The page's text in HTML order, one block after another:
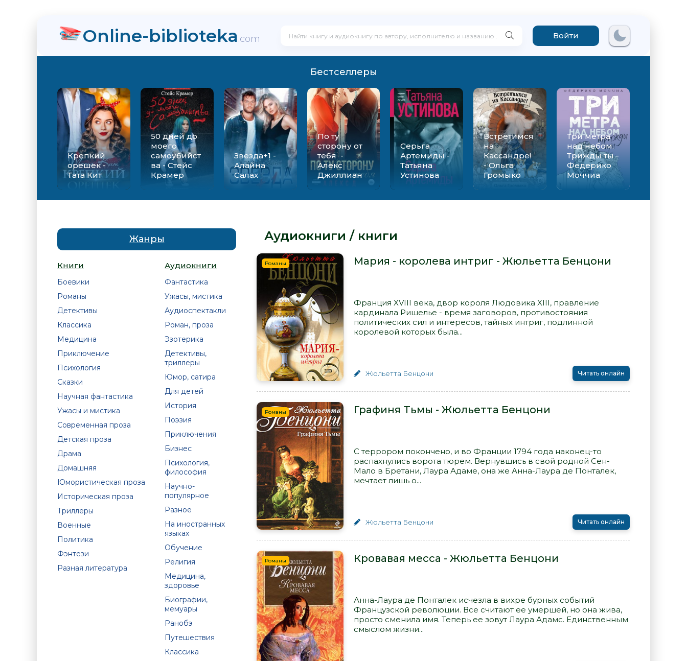
Online-biblioteka.com Войти
Бестселлеры
Крепкий
орешек -
Тата Кит
50 дней до
моего
самоубийст
ва - Стейс
Крамер
Звезда+1 -
Алайна
Салах
По ту
сторону от
тебя -
Алекс
Джиллиан
Серьга
Артемиды -
Татьяна
Устинова
Встретимся
на
Кассандре!
- Ольга
Громыко
Три метра
над небом.
Трижды ты -
Федерико
Моччиа
Жанры
Книги
Боевики
Романы
Детективы
Классика
Медицина
Приключение
Психология
Сказки
Научная фантастика
Ужасы и мистика
Современная проза
Детская проза
Драма
Домашняя
Юмористическая проза
Историческая проза
Триллеры
Военные
Политика
Фэнтези
Разная литература
Аудиокниги
Фантастика
Ужасы, мистика
Аудиоспектакли
Роман, проза
Эзотерика
Детективы,
триллеры
Юмор, сатира
Для детей
История
Поэзия
Приключения
Бизнес
Психология,
философия
Научно-
популярное
Разное
На иностранных
языках
Обучение
Религия
Медицина,
здоровье
Биографии,
мемуары
Ранобэ
Путешествия
Классика
Аудиокниги / книги
Романы Мария - королева интриг - Жюльетта Бенцони
Франция XVIII века, двор короля Людовика XIII, правление
кардинала Ришелье - время заговоров, противостояния
политических сил и интересов, тайных интриг, подлинной
королевой которых была...
Жюльетта Бенцони Читать онлайн
Романы Графиня Тьмы - Жюльетта Бенцони
С террором покончено, и во Франции 1794 года наконец-то
распахнулись ворота тюрем. Вернувшись в свой родной Сен-
Мало в Бретани, Лаура Адаме, она же Анна-Лаура де Понталек,
мечтает лишь о...
Жюльетта Бенцони Читать онлайн
Романы Кровавая месса - Жюльетта Бенцони
Анна-Лаура де Понталек исчезла в вихре бурных событий
Французской революции. Все считают ее умершей, но она жива,
просто сменила имя. Теперь ее зовут Лаура Адамс. Единственным
смыслом жизни...